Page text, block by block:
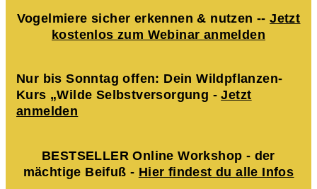
Vogelmiere sicher erkennen & nutzen --Jetzt
kostenlos zum Webinar anmelden
Nur bis Sonntag offen: Dein Wildpflanzen-
Kurs „Wilde Selbstversorgung -Jetzt
anmelden
BESTSELLER Online Workshop - der
mächtige Beifuß - Hier findest du alle Infos